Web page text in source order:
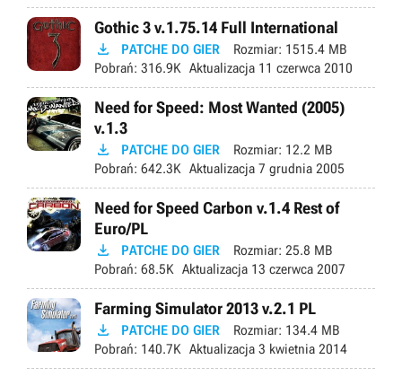
Gothic 3 v.1.75.14 Full International
 PATCHE DO GIER Rozmiar: 1515.4 MB
Pobrań: 316.9K Aktualizacja 11 czerwca 2010
Need for Speed: Most Wanted (2005)
v.1.3
 PATCHE DO GIER Rozmiar: 12.2 MB
Pobrań: 642.3K Aktualizacja 7 grudnia 2005
Need for Speed Carbon v.1.4 Rest of
Euro/PL
 PATCHE DO GIER Rozmiar: 25.8 MB
Pobrań: 68.5K Aktualizacja 13 czerwca 2007
Farming Simulator 2013 v.2.1 PL
 PATCHE DO GIER Rozmiar: 134.4 MB
Pobrań: 140.7K Aktualizacja 3 kwietnia 2014